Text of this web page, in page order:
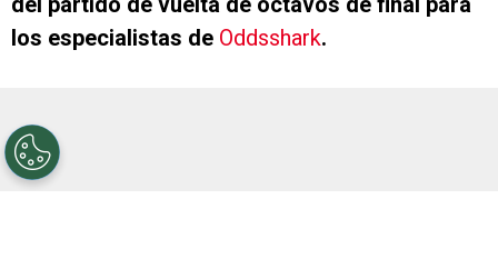
los especialistas de Oddsshark.